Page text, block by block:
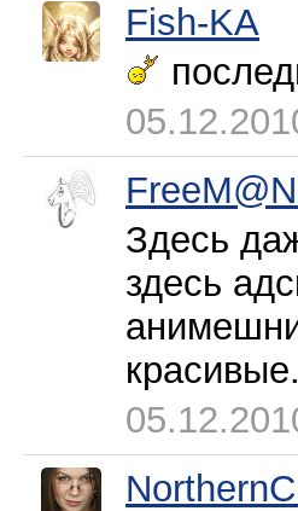
Fish-KA
Здесь
здесь